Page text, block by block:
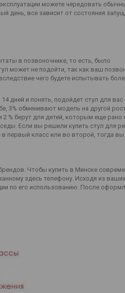
можете чередовать
день, все зависит от состояния
в позвоночнике, то есть, было
может не подойти, так как ваш
чего будете испытывать
дней и понять, подойдет стул для вас
3% обменивают модель на другой
2 % берут для детей, которым еще рано
Если вы решили купить стул для
в первый класс или во второй, тогда
Чтобы купить в Минске
здесь телефону. Исходя из ваших
по его использованию. После